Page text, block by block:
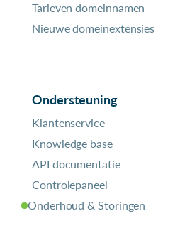
Tarieven domeinnamen
Nieuwe domeinextensies
Ondersteuning
Klantenservice
Knowledge base
API documentatie
Controlepaneel
Onderhoud & Storingen